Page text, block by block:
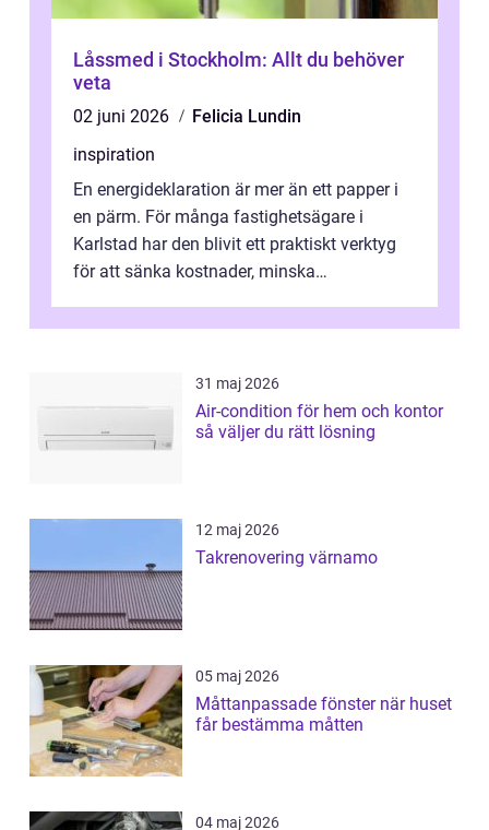
Låssmed i Stockholm: Allt du behöver
veta
02 juni 2026
Felicia Lundin
inspiration
En energideklaration är mer än ett papper i
en pärm. För många fastighetsägare i
Karlstad har den blivit ett praktiskt verktyg
för att sänka kostnader, minska
31 maj 2026
Air-condition för hem och kontor
så väljer du rätt lösning
12 maj 2026
Takrenovering värnamo
05 maj 2026
Måttanpassade fönster när huset
får bestämma måtten
04 maj 2026